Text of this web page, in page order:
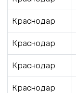
Краснодар
Краснодар
Краснодар
Краснодар